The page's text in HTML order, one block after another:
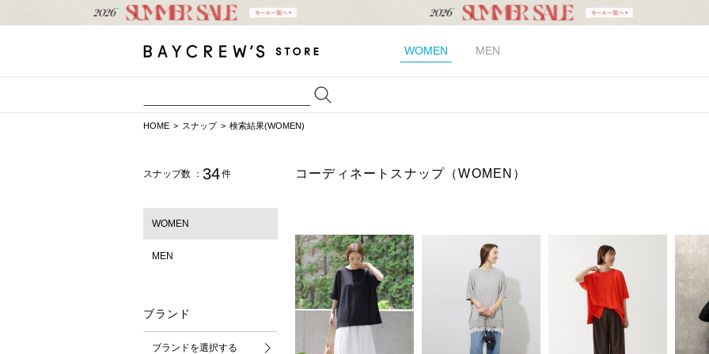
WOMEN MEN
HOME スナップ 検索結果(WOMEN)
スナップ数 ： 34件
WOMEN
MEN
ブランド
ブランドを選択する
コーディネートスナップ（WOMEN）